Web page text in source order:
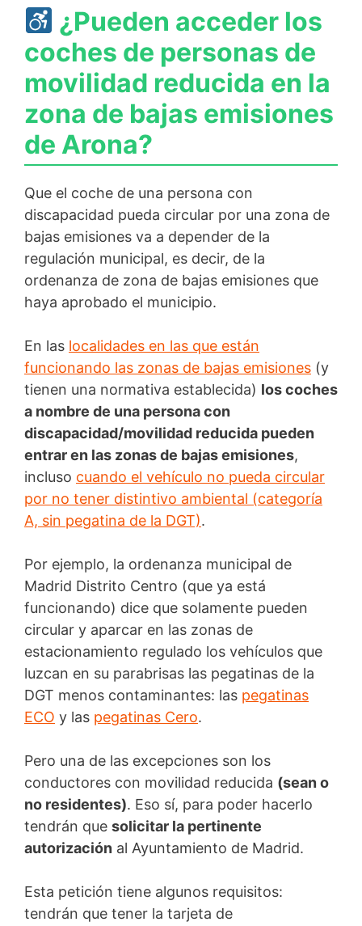
¿Pueden acceder los
coches de personas de
movilidad reducida en la
zona de bajas emisiones
de Arona?
Que el coche de una persona con
discapacidad pueda circular por una zona de
bajas emisiones va a depender de la
regulación municipal, es decir, de la
ordenanza de zona de bajas emisiones que
haya aprobado el municipio.
En las localidades en las que están
funcionando las zonas de bajas emisiones (y
tienen una normativa establecida) los coches
a nombre de una persona con
discapacidad/movilidad reducida pueden
entrar en las zonas de bajas emisiones,
incluso cuando el vehículo no pueda circular
por no tener distintivo ambiental (categoría
A, sin pegatina de la DGT).
Por ejemplo, la ordenanza municipal de
Madrid Distrito Centro (que ya está
funcionando) dice que solamente pueden
circular y aparcar en las zonas de
estacionamiento regulado los vehículos que
luzcan en su parabrisas las pegatinas de la
DGT menos contaminantes: las pegatinas
ECO y las pegatinas Cero.
Pero una de las excepciones son los
conductores con movilidad reducida (sean o
no residentes). Eso sí, para poder hacerlo
tendrán que solicitar la pertinente
autorización al Ayuntamiento de Madrid.
Esta petición tiene algunos requisitos:
tendrán que tener la tarjeta de